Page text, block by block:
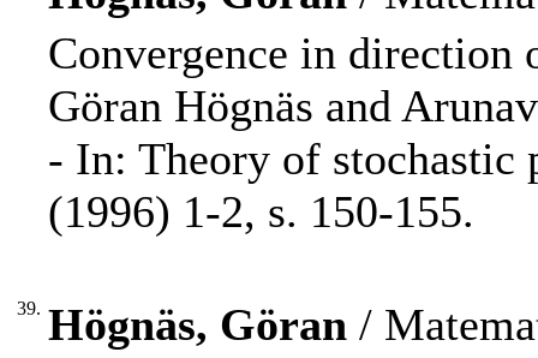
Convergence in direction
Göran Högnäs and
- In: Theory of stochastic
(1996) 1-2, s. 150-155.
39. Högnäs, Göran /